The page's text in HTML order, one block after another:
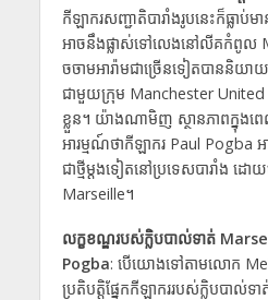
កីឡាករសញ្ជាតិបារាំងរូបនេះក៏ធ្លាប់ម
អាចនឹងផ្លាស់ទៅលេងនៅលីគកំពូល
ចចាមអារ៉ាមជាច្រើនទៀតបាននិយា
ជាមួយក្រុម Manchester United
ខ្លួន។ យ៉ាងណាមិញ ស្ថានភាពក្នុងព
អារម្មណ៍ថាកីឡាករ Paul Pogba អ
ជាថ្មីម្ដងទៀតនៅប្រទេសបារាំង ដ
Marseille។
លក្ខខណ្ឌរបស់ក្លិបបាល់ទាត់
Pogba: បើយោងទៅតាមលោក
ប្រតិបត្តិផ្នែកកីឡាកររបស់ក្លិបបាល់